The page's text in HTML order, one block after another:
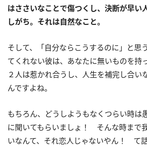
はささいなことで傷つくし、決断が早い
しがち。それは自然なこと。
そして、「自分ならこうするのに」と思
てくれない彼は、あなたに無いものを持
２人は惹かれ合うし、人生を補完し合い
んですよね。
もちろん、どうしようもなくつらい時は
に聞いてもらいましょ！ そんな時まで
いなんて、それ恋人じゃないやん！ て話